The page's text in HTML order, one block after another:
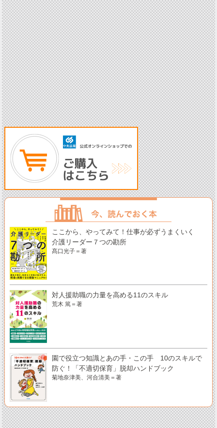
ここから、やってみて！仕事が必ずうまくいく
介護リーダー７つの勘所
髙口光子＝著
対人援助職の力量を高める11のスキル
荒木 篤＝著
園で役立つ知識とあの手・この手 10のスキルで
防ぐ！「不適切保育」脱却ハンドブック
菊地奈津美、河合清美＝著